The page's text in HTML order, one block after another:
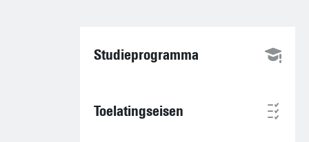
Studieprogramma
Toelatingseisen